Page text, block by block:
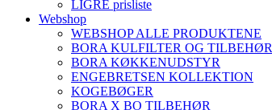
LIGRE prisliste
Webshop
WEBSHOP ALLE PRODUKTENE
BORA KULFILTER OG TILBEHØR
BORA KØKKENUDSTYR
ENGEBRETSEN KOLLEKTION
KOGEBØGER
BORA X BO TILBEHØR